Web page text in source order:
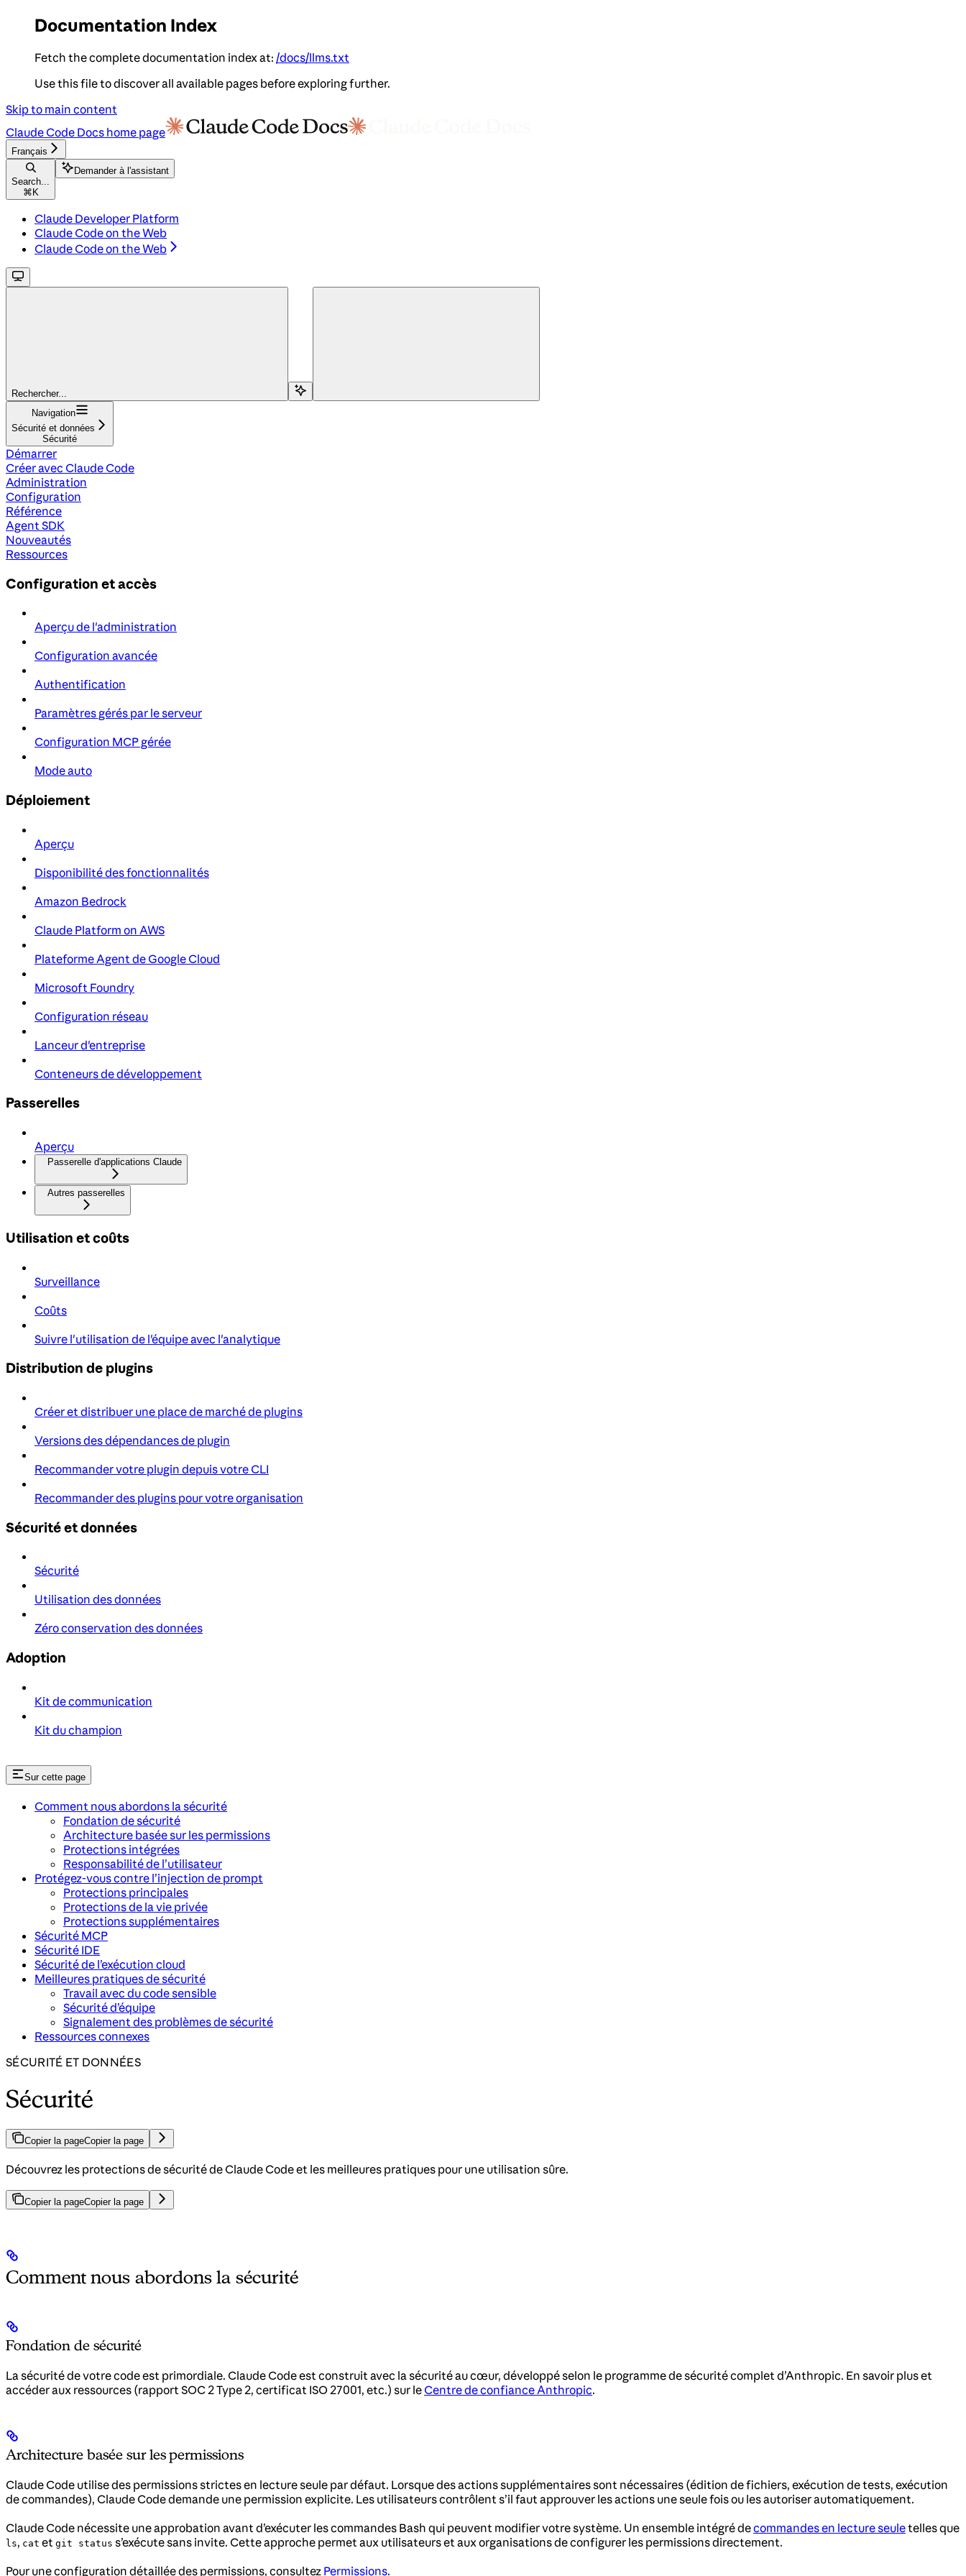
Documentation Index
Fetch the complete documentation index at: /docs/llms.txt
Use this file to discover all available pages before exploring further.
Skip to main content
Claude Code Docs home page
Français
Search...
⌘ K
Demander à l'assistant
Claude Developer Platform
Claude Code on the Web
Claude Code on the Web
Rechercher...
Navigation
Sécurité et données
Sécurité
Démarrer
Créer avec Claude Code
Administration
Configuration
Référence
Agent SDK
Nouveautés
Ressources
Configuration et accès
Aperçu de l'administration
Configuration avancée
Authentification
Paramètres gérés par le serveur
Configuration MCP gérée
Mode auto
Déploiement
Aperçu
Disponibilité des fonctionnalités
Amazon Bedrock
Claude Platform on AWS
Plateforme Agent de Google Cloud
Microsoft Foundry
Configuration réseau
Lanceur d'entreprise
Conteneurs de développement
Passerelles
Aperçu
Passerelle d'applications Claude
Autres passerelles
Utilisation et coûts
Surveillance
Coûts
Suivre l'utilisation de l'équipe avec l'analytique
Distribution de plugins
Créer et distribuer une place de marché de plugins
Versions des dépendances de plugin
Recommander votre plugin depuis votre CLI
Recommander des plugins pour votre organisation
Sécurité et données
Sécurité
Utilisation des données
Zéro conservation des données
Adoption
Kit de communication
Kit du champion
Sur cette page
Comment nous abordons la sécurité
Fondation de sécurité
Architecture basée sur les permissions
Protections intégrées
Responsabilité de l’utilisateur
Protégez-vous contre l’injection de prompt
Protections principales
Protections de la vie privée
Protections supplémentaires
Sécurité MCP
Sécurité IDE
Sécurité de l’exécution cloud
Meilleures pratiques de sécurité
Travail avec du code sensible
Sécurité d’équipe
Signalement des problèmes de sécurité
Ressources connexes
SÉCURITÉ ET DONNÉES
Sécurité
Copier la pageCopier la page
Découvrez les protections de sécurité de Claude Code et les meilleures pratiques pour une utilisation sûre.
Copier la pageCopier la page
Comment nous abordons la sécurité
Fondation de sécurité
La sécurité de votre code est primordiale. Claude Code est construit avec la sécurité au cœur, développé selon le programme de sécurité complet d’Anthropic. En savoir plus et
accéder aux ressources (rapport SOC 2 Type 2, certificat ISO 27001, etc.) sur leCentre de confiance Anthropic.
Architecture basée sur les permissions
Claude Code utilise des permissions strictes en lecture seule par défaut. Lorsque des actions supplémentaires sont nécessaires (édition de fichiers, exécution de tests, exécution
de commandes), Claude Code demande une permission explicite. Les utilisateurs contrôlent s’il faut approuver les actions une seule fois ou les autoriser automatiquement.
Claude Code nécessite une approbation avant d’exécuter les commandes Bash qui peuvent modifier votre système. Un ensemble intégré decommandes en lecture seuletelles que
ls, cat et git status s’exécute sans invite. Cette approche permet aux utilisateurs et aux organisations de configurer les permissions directement.
Pour une configuration détaillée des permissions, consultez Permissions.